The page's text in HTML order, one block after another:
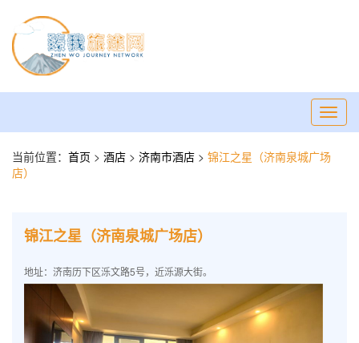
当前位置： 首页 > 酒店 > 济南市酒店 > 锦江之星（济南泉城广场
店）
锦江之星（济南泉城广场店）
地址：济南历下区泺文路5号，近泺源大街。